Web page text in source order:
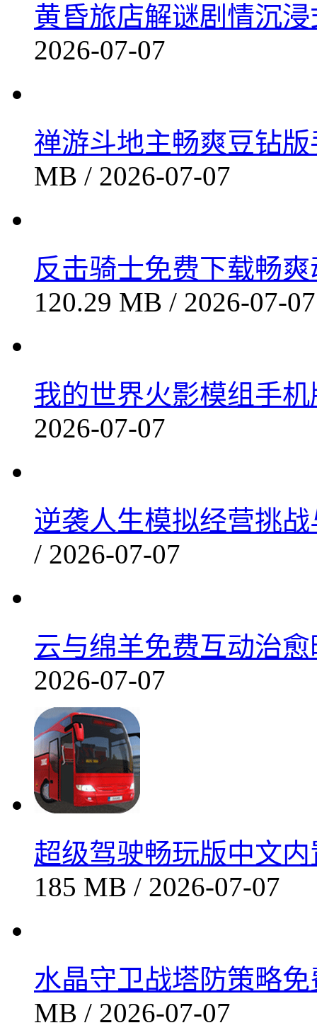
黄昏旅店解谜剧情沉
2026-07-07
禅游斗地主畅爽豆钻
MB / 2026-07-07
反击骑士免费下载畅
120.29 MB / 2026-07-07
我的世界火影模组手
2026-07-07
逆袭人生模拟经营挑
/ 2026-07-07
云与绵羊免费互动治
2026-07-07
超级驾驶畅玩版中文
185 MB / 2026-07-07
水晶守卫战塔防策略
MB / 2026-07-07